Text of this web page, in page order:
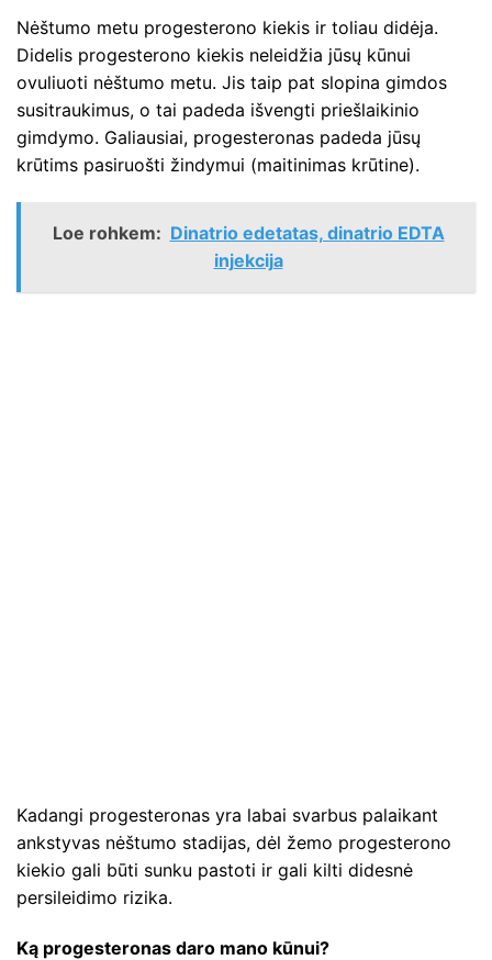
Nėštumo metu progesterono kiekis ir toliau didėja.
Didelis progesterono kiekis neleidžia jūsų kūnui
ovuliuoti nėštumo metu. Jis taip pat slopina gimdos
susitraukimus, o tai padeda išvengti priešlaikinio
gimdymo. Galiausiai, progesteronas padeda jūsų
krūtims pasiruošti žindymui (maitinimas krūtine).
Loe rohkem: Dinatrio edetatas, dinatrio EDTA
injekcija
Kadangi progesteronas yra labai svarbus palaikant
ankstyvas nėštumo stadijas, dėl žemo progesterono
kiekio gali būti sunku pastoti ir gali kilti didesnė
persileidimo rizika.
Ką progesteronas daro mano kūnui?